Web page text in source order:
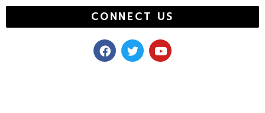
CONNECT US
F
a
c
T
w
i
Y
o
u